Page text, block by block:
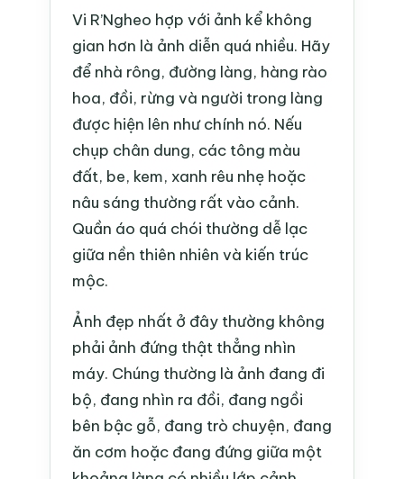
Vi R’Ngheo hợp với ảnh kể không
gian hơn là ảnh diễn quá nhiều. Hãy
để nhà rông, đường làng, hàng rào
hoa, đồi, rừng và người trong làng
được hiện lên như chính nó. Nếu
chụp chân dung, các tông màu
đất, be, kem, xanh rêu nhẹ hoặc
nâu sáng thường rất vào cảnh.
Quần áo quá chói thường dễ lạc
giữa nền thiên nhiên và kiến trúc
mộc.
Ảnh đẹp nhất ở đây thường không
phải ảnh đứng thật thẳng nhìn
máy. Chúng thường là ảnh đang đi
bộ, đang nhìn ra đồi, đang ngồi
bên bậc gỗ, đang trò chuyện, đang
ăn cơm hoặc đang đứng giữa một